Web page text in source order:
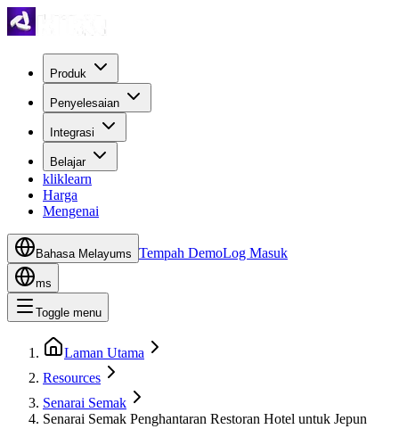
Produk
Penyelesaian
Integrasi
Belajar
kliklearn
Harga
Mengenai
Bahasa Melayums Tempah DemoLog Masuk
ms
Toggle menu
Laman Utama
Resources
Senarai Semak
Senarai Semak Penghantaran Restoran Hotel untuk Jepun